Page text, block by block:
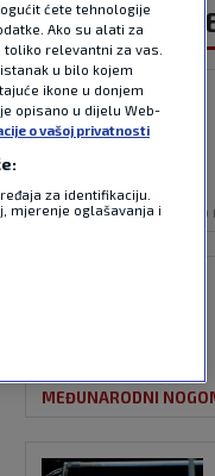
NAJNOVIJE
LA LIGA prije nekoliko
MEĐUNARODNI
ćete tehnologije
Ako su alati za
relevantni za vas.
u bilo kojem
ikone u donjem
opisano u dijelu Web-
o vašoj privatnosti
za identifikaciju.
mjerenje oglašavanja i